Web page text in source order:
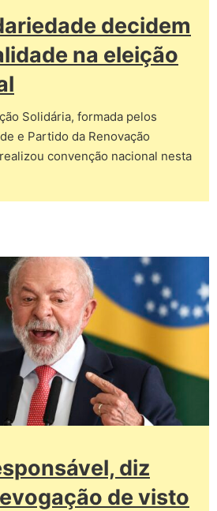
decidem
na eleição
Solidária, formada pelos
e Partido da Renovação
convenção nacional nesta
diz
de visto